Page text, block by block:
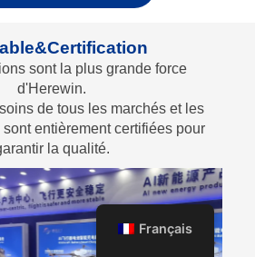
sont la plus grande force
d'Herewin.
de tous les marchés et les
entièrement certifiées pour
la qualité.
Français